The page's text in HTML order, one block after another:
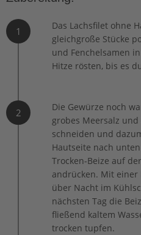
1
Das Lachsfilet ohne
gleichgroße Stücke
und Fenchelsamen
Hitze rösten, bis es
2
Die Gewürze noch
grobes Meersalz
schneiden und
Hautseite nach
Trocken-Beize auf
andrücken. Mit
über Nacht im
nächsten Tag die
fließend kaltem
trocken tupfen.